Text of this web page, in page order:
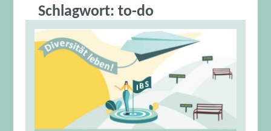
Schlagwort:to-do